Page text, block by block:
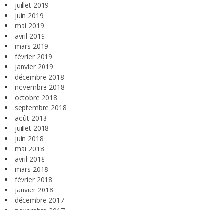
juillet 2019
juin 2019
mai 2019
avril 2019
mars 2019
février 2019
janvier 2019
décembre 2018
novembre 2018
octobre 2018
septembre 2018
août 2018
juillet 2018
juin 2018
mai 2018
avril 2018
mars 2018
février 2018
janvier 2018
décembre 2017